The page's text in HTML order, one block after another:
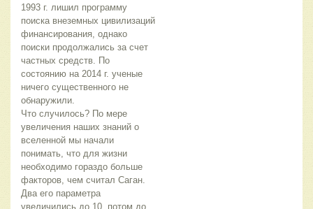
1993 г. лишил программу
поиска внеземных цивилизаций
финансирования, однако
поиски продолжались за счет
частных средств. По
состоянию на 2014 г. ученые
ничего существенного не
обнаружили.
Что случилось? По мере
увеличения наших знаний о
вселенной мы начали
понимать, что для жизни
необходимо гораздо больше
факторов, чем считал Саган.
Два его параметра
увеличились до 10, потом до